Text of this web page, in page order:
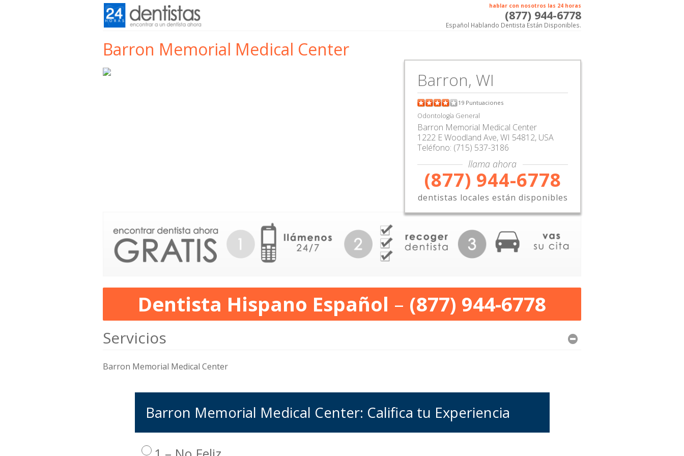
hablar con nosotros las 24 horas
(877) 944-6778
Español Hablando Dentista Están Disponibles.
Barron Memorial Medical Center
Barron, WI
19 Puntuaciones
Odontología General
Barron Memorial Medical Center
1222 E Woodland Ave,WI 54812, USA
Teléfono: (715) 537-3186
llama ahora
(877) 944-6778
dentistas locales están disponibles
Dentista Hispano Español – (877) 944-6778
Servicios
Barron Memorial Medical Center
Barron Memorial Medical Center: Califica tu Experiencia